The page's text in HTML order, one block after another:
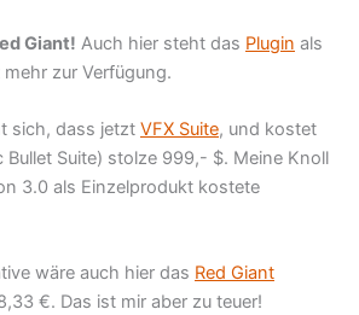
Giant! Auch hier steht das Plugin als
zur Verfügung.
sich, dass jetzt VFX Suite, und kostet
Bullet Suite) stolze 999,- $. Meine Knoll
3.0 als Einzelprodukt kostete
wäre auch hier das Red Giant
€. Das ist mir aber zu teuer!